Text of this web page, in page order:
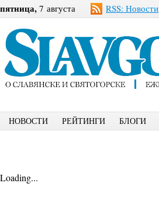
пятница, 7 августа RSS: Новости
НОВОСТИ РЕЙТИНГИ БЛОГИ
Loading...